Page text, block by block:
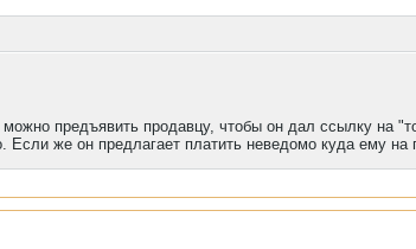
предъявить продавцу, чтобы он дал ссылку на
Если же он предлагает платить неведомо куда ему на